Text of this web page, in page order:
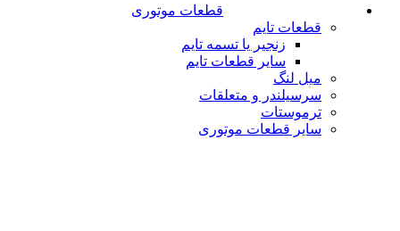
قطعات موتوری
قطعات تایم
زنجیر یا تسمه تایم
سایر قطعات تایم
میل لنگ
سرسیلندر و متعلقات
ترموستات
سایر قطعات موتوری